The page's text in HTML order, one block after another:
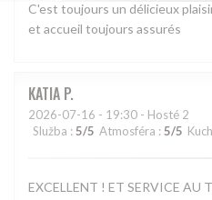
C'est toujours un délicieux
et accueil toujours assurés
KATIA P
2026-07-16 - 19:30 - Hosté 2
Služba : 5/5 Atmosféra : 5/5
EXCELLENT ! ET SERVICE AU